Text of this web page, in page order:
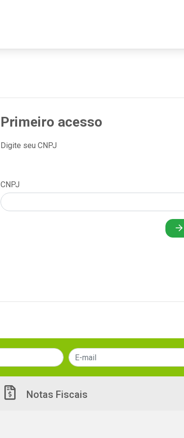
Primeiro acesso
Digite seu CNPJ
CNPJ
Notas Fiscais